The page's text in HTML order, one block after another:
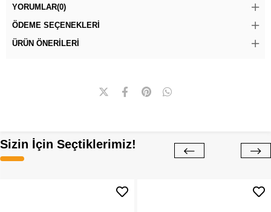
YORUMLAR(0)
ÖDEME SEÇENEKLERI
ÜRÜN ÖNERILERI
Sizin İçin Seçtiklerimiz!